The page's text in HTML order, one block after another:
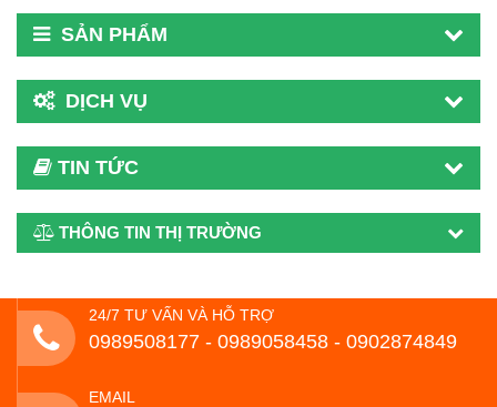
SẢN PHẨM
DỊCH VỤ
TIN TỨC
THÔNG TIN THỊ TRƯỜNG
24/7 TƯ VẤN VÀ HỖ TRỢ
0989508177 - ‭0989058458‬ - 0902874849
EMAIL